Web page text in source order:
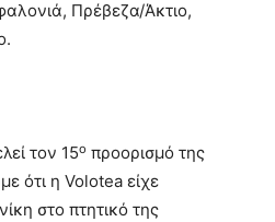
Πρέβεζα/Άκτιο,
τον 15ο προορισμό της
ότι η Volotea είχε
στο πτητικό της